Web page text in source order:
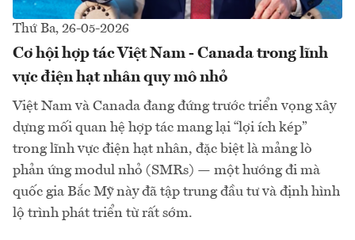
Thứ Ba, 26-05-2026
Cơ hội hợp tác Việt Nam - Canada trong lĩnh
vực điện hạt nhân quy mô nhỏ
Việt Nam và Canada đang đứng trước triển vọng xây
dựng mối quan hệ hợp tác mang lại “lợi ích kép”
trong lĩnh vực điện hạt nhân, đặc biệt là mảng lò
phản ứng modul nhỏ (SMRs) — một hướng đi mà
quốc gia Bắc Mỹ này đã tập trung đầu tư và định hình
lộ trình phát triển từ rất sớm.